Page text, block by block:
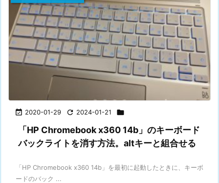
 2020-01-29  2024-01-21 
「HP Chromebook x360 14b」のキーボード
バックライトを消す方法。altキーと組合せる
「HP Chromebook x360 14b」を最初に起動したときに、キーボ
ードのバック ...